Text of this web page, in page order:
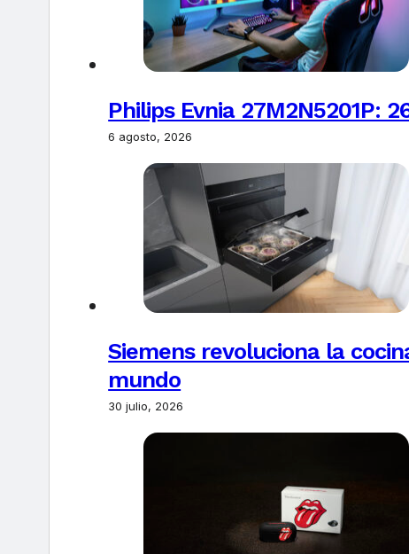
Philips Evnia 27M2N5201P:
6 agosto, 2026
Siemens revoluciona la
mundo
30 julio, 2026